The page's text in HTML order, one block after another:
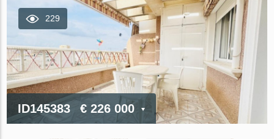
229
ID145383 € 226 000